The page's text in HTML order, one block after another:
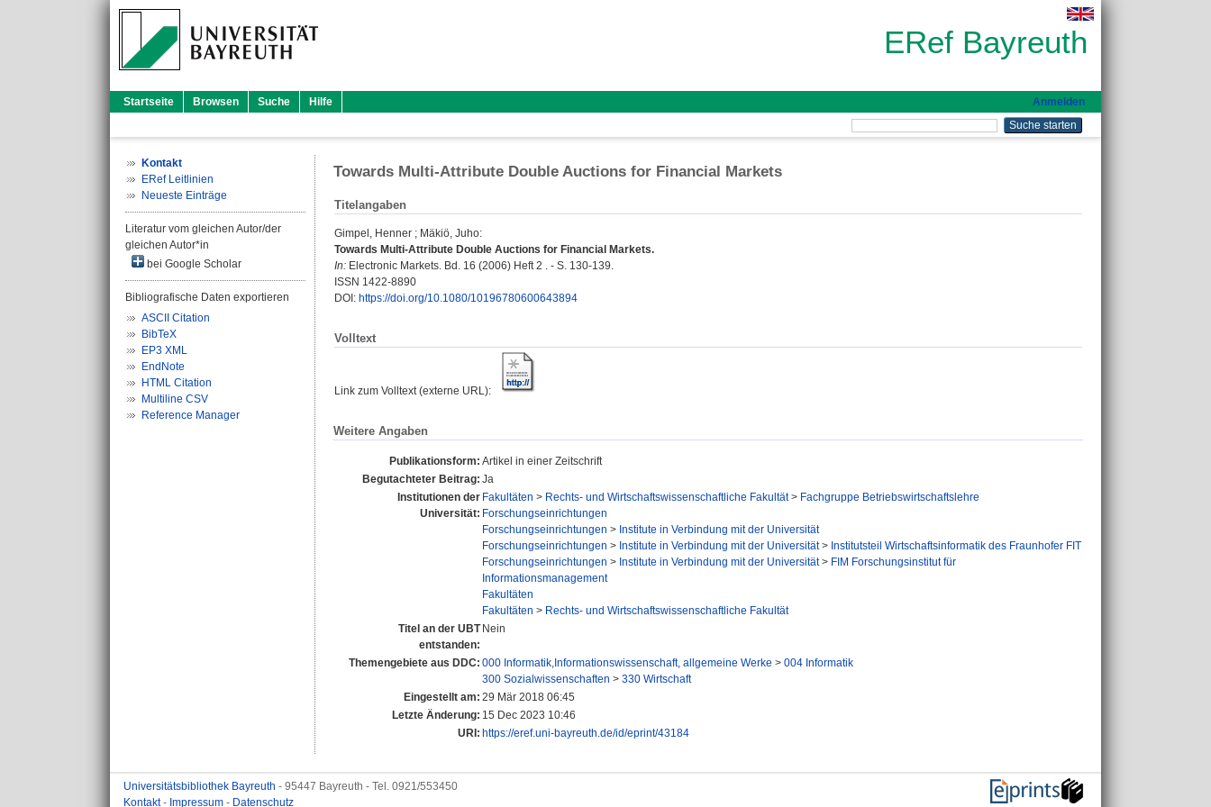
ERef Bayreuth
Startseite Browsen Suche Hilfe Anmelden
Kontakt
ERef Leitlinien
Neueste Einträge
Literatur vom gleichen Autor/der
gleichen Autor*in
bei Google Scholar
Bibliografische Daten exportieren
ASCII Citation
BibTeX
EP3 XML
EndNote
HTML Citation
Multiline CSV
Reference Manager
Towards Multi-Attribute Double Auctions for Financial Markets
Titelangaben
Gimpel, Henner ; Mäkiö, Juho:
Towards Multi-Attribute Double Auctions for Financial Markets.
In: Electronic Markets. Bd. 16 (2006) Heft 2 . - S. 130-139.
ISSN 1422-8890
DOI: https://doi.org/10.1080/10196780600643894
Volltext
Link zum Volltext (externe URL):
Weitere Angaben
Publikationsform: Artikel in einer Zeitschrift
Begutachteter Beitrag: Ja
Institutionen der
Universität:
Fakultäten > Rechts- und Wirtschaftswissenschaftliche Fakultät> Fachgruppe Betriebswirtschaftslehre
Forschungseinrichtungen
Forschungseinrichtungen > Institute in Verbindung mit der Universität
Forschungseinrichtungen > Institute in Verbindung mit der Universität> Institutsteil Wirtschaftsinformatik des Fraunhofer FIT
Forschungseinrichtungen > Institute in Verbindung mit der Universität> FIM Forschungsinstitut für
Informationsmanagement
Fakultäten
Fakultäten > Rechts- und Wirtschaftswissenschaftliche Fakultät
Titel an der UBT
entstanden:
Nein
Themengebiete aus DDC: 000 Informatik,Informationswissenschaft, allgemeine Werke > 004 Informatik
300 Sozialwissenschaften > 330 Wirtschaft
Eingestellt am: 29 Mär 2018 06:45
Letzte Änderung: 15 Dec 2023 10:46
URI: https://eref.uni-bayreuth.de/id/eprint/43184
Universitätsbibliothek Bayreuth - 95447 Bayreuth - Tel. 0921/553450
Kontakt- Impressum - Datenschutz